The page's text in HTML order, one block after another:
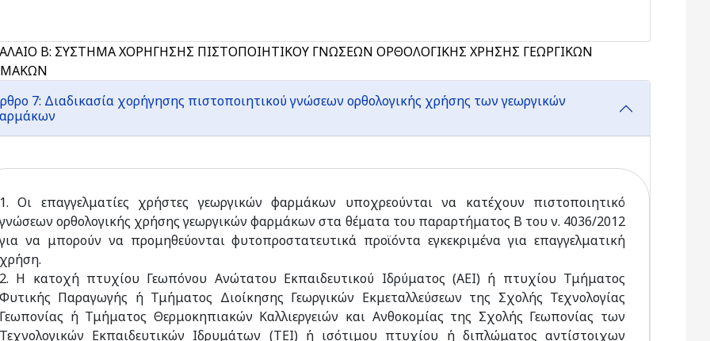
Β: ΣΥΣΤΗΜΑ ΧΟΡΗΓΗΣΗΣ ΠΙΣΤΟΠΟΙΗΤΙΚΟΥ ΓΝΩΣΕΩΝ ΟΡΘΟΛΟΓΙΚΗΣ ΧΡΗΣΗΣ ΓΕΩΡΓΙΚΩΝ
7: Διαδικασία χορήγησης πιστοποιητικού γνώσεων ορθολογικής χρήσης των γεωργικών
1. Οι επαγγελματίες χρήστες γεωργικών φαρμάκων υποχρεούνται να κατέχουν πιστοποιητικό
γνώσεων ορθολογικής χρήσης γεωργικών φαρμάκων στα θέματα του παραρτήματος Β του ν. 4036/2012
για να μπορούν να προμηθεύονται φυτοπροστατευτικά προϊόντα εγκεκριμένα για επαγγελματική
χρήση.
2. Η κατοχή πτυχίου Γεωπόνου Ανώτατου Εκπαιδευτικού Ιδρύματος (ΑΕΙ) ή πτυχίου Τμήματος
Φυτικής Παραγωγής ή Τμήματος Διοίκησης Γεωργικών Εκμεταλλεύσεων της Σχολής Τεχνολογίας
Γεωπονίας ή Τμήματος Θερμοκηπιακών Καλλιεργειών και Ανθοκομίας της Σχολής Γεωπονίας των
Τεχνολογικών Εκπαιδευτικών Ιδρυμάτων (ΤΕΙ) ή ισότιμου πτυχίου ή διπλώματος αντίστοιχων